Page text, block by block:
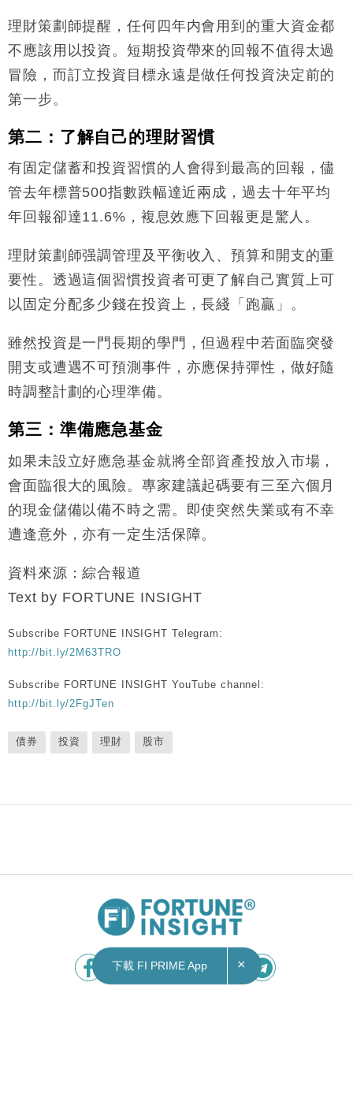
理財策劃師提醒，任何四年内會用到的重大資金都
不應該用以投資。短期投資帶來的回報不值得太過
冒險，而訂立投資目標永遠是做任何投資決定前的
第一步。
第二：了解自己的理財習慣
有固定儲蓄和投資習慣的人會得到最高的回報，儘
管去年標普500指數跌幅達近兩成，過去十年平均
年回報卻達11.6%，複息效應下回報更是驚人。
理財策劃師强調管理及平衡收入、預算和開支的重
要性。透過這個習慣投資者可更了解自己實質上可
以固定分配多少錢在投資上，長綫「跑贏」。
雖然投資是一門長期的學門，但過程中若面臨突發
開支或遭遇不可預測事件，亦應保持彈性，做好隨
時調整計劃的心理準備。
第三：準備應急基金
如果未設立好應急基金就將全部資產投放入市場，
會面臨很大的風險。專家建議起碼要有三至六個月
的現金儲備以備不時之需。即使突然失業或有不幸
遭逢意外，亦有一定生活保障。
資料來源：綜合報道
Text by FORTUNE INSIGHT
Subscribe FORTUNE INSIGHT Telegram:
http://bit.ly/2M63TRO
Subscribe FORTUNE INSIGHT YouTube channel:
http://bit.ly/2FgJTen
債券 投資 理財 股市
下載 FI PRIME App ×